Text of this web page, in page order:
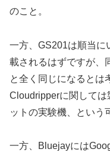
のこと。
一方、GS201は順当に
載されるはずですが、
と全く同じになるとは
Cloudripperに関して
ットの実験機、という
一方、Bluejayには